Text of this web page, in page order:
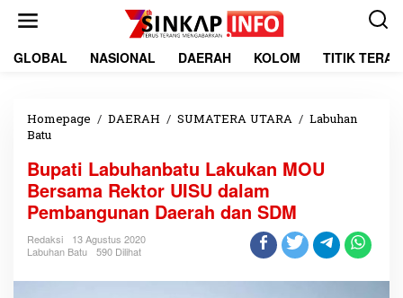
GLOBAL NASIONAL DAERAH KOLOM TITIK
Homepage / DAERAH / SUMATERA UTARA / Labuhan
Batu
p
a
t
i
L
a
u
Bupati Labuhanbatu Lakukan MOU
Bersama Rektor UISU dalam
Pembangunan Daerah dan SDM
Redaksi
13 Agustus 2020
Labuhan Batu
590 Dilihat